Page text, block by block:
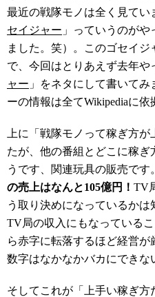
最近の戦隊モノは全く見てい
セイジャー 」っていうのが
ました。笑）。このゴセイ
で、今回はとりあえず去年や
ャー 」をネタにして書いて
ーの情報は全てWikipediaに依
上に「戦隊モノって稼ぎ方
たが、他の番組とどこに稼
うです、関連玩具の販売です。
の売上はなんと105億円！ TV
う取り決めになっているか
TV局の収入にもなっている
ら赤字に転落するほど経営
数字はなかなかバカにできな
そしてこれが「上手い稼ぎ